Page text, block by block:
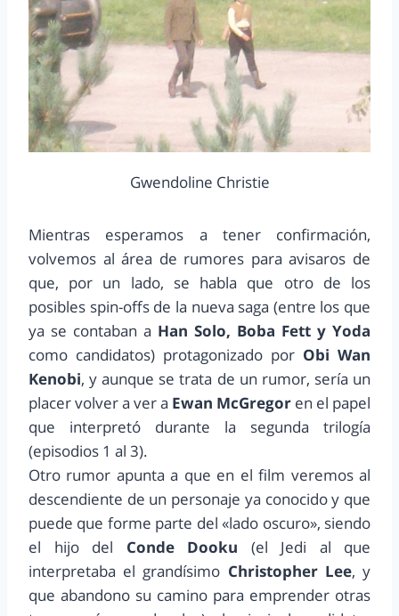
Gwendoline Christie
Mientras esperamos a tener confirmación,
volvemos al área de rumores para avisaros de
que, por un lado, se habla que otro de los
posibles spin-offs de la nueva saga (entre los que
ya se contaban a Han Solo, Boba Fett y Yoda
como candidatos) protagonizado por Obi Wan
Kenobi, y aunque se trata de un rumor, sería un
placer volver a ver a Ewan McGregor en el papel
que interpretó durante la segunda trilogía
(episodios 1 al 3).
Otro rumor apunta a que en el film veremos al
descendiente de un personaje ya conocido y que
puede que forme parte del «lado oscuro», siendo
el hijo del Conde Dooku (el Jedi al que
interpretaba el grandísimo Christopher Lee, y
que abandono su camino para emprender otras